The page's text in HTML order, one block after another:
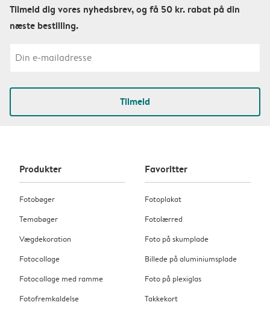
Tilmeld dig vores nyhedsbrev, og få 50 kr. rabat på din
næste bestilling.
Tilmeld
Produkter
Fotobøger
Temabøger
Vægdekoration
Fotocollage
Fotocollage med ramme
Fotofremkaldelse
Favoritter
Fotoplakat
Fotolærred
Foto på skumplade
Billede på aluminiumsplade
Foto på plexiglas
Takkekort